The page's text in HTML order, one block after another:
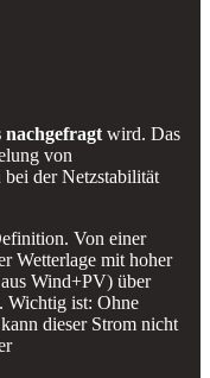
nachgefragt wird. Das
von
der Netzstabilität
Von einer
Wetterlage mit hoher
Wind+PV) über
Wichtig ist: Ohne
dieser Strom nicht